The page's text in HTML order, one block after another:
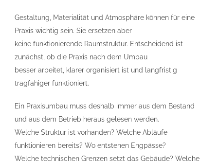
Gestaltung, Materialität und Atmosphäre können für eine
Praxis wichtig sein. Sie ersetzen aber
keine funktionierende Raumstruktur. Entscheidend ist
zunächst, ob die Praxis nach dem Umbau
besser arbeitet, klarer organisiert ist und langfristig
tragfähiger funktioniert.
Ein Praxisumbau muss deshalb immer aus dem Bestand
und aus dem Betrieb heraus gelesen werden.
Welche Struktur ist vorhanden? Welche Abläufe
funktionieren bereits? Wo entstehen Engpässe?
Welche technischen Grenzen setzt das Gebäude? Welche